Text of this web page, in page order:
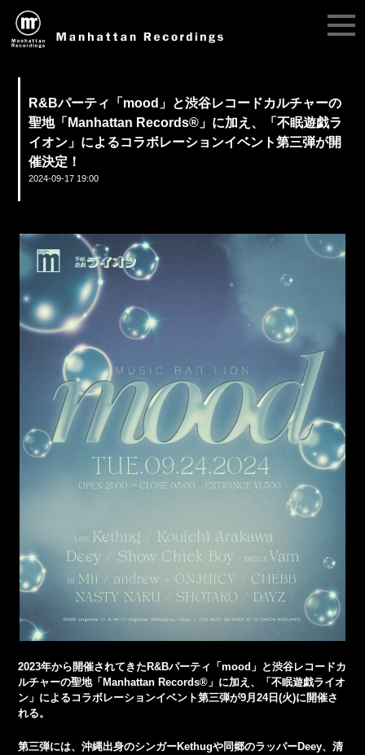
R&Bパーティ「mood」と渋谷レコードカルチャーの
聖地「Manhattan Records®」に加え、「不眠遊戯ラ
イオン」によるコラボレーションイベント第三弾が開
催決定！
2024-09-17 19:00
2023年から開催されてきたR&Bパーティ「mood」と渋谷レコードカ
ルチャーの聖地「Manhattan Records®」に加え、「不眠遊戯ライオ
ン」によるコラボレーションイベント第三弾が9月24日(火)に開催さ
れる。
第三弾には、沖縄出身のシンガーKethugや同郷のラッパーDeey、清